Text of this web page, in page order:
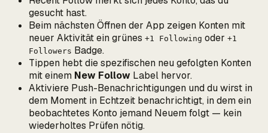
gesucht hast.
Beim nächsten Öffnen der App zeigen Konten mit
neuer Aktivität ein grünes +1 Following oder +1
Followers Badge.
Tippen hebt die spezifischen neu gefolgten Konten
mit einem New Follow Label hervor.
Aktiviere Push-Benachrichtigungen und du wirst in
dem Moment in Echtzeit benachrichtigt, in dem ein
beobachtetes Konto jemand Neuem folgt — kein
wiederholtes Prüfen nötig.